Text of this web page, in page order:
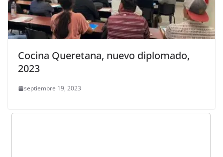
Cocina Queretana, nuevo diplomado,
2023
septiembre 19, 2023